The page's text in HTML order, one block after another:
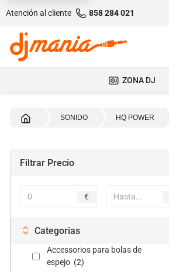
Atención al cliente 858 284 021
ZONA DJ
SONIDO HQ POWER
Filtrar Precio
€
Categorias
Accessorios para bolas de
espejo (2)